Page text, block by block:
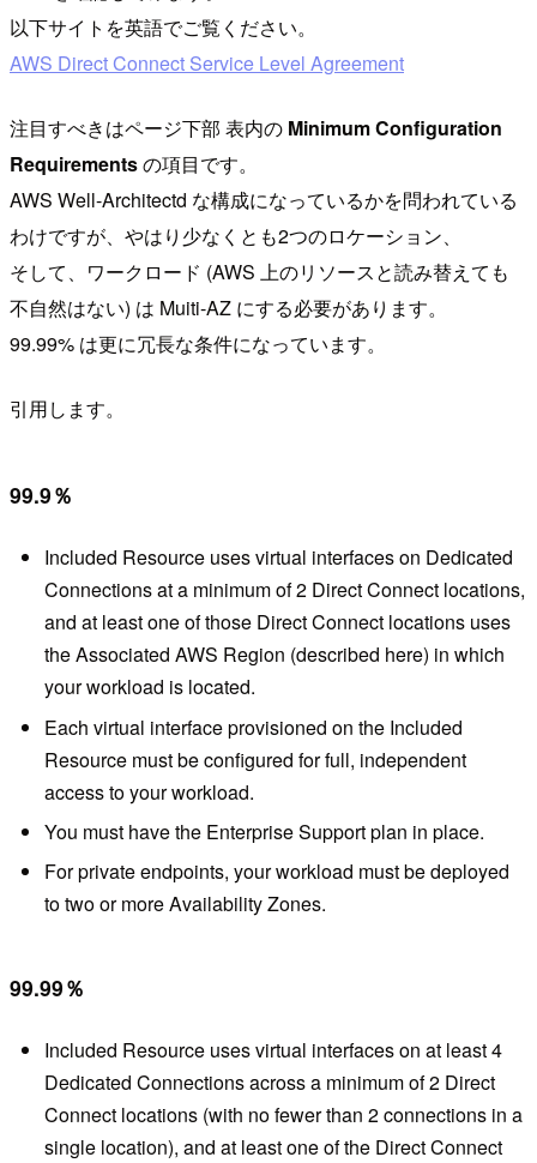
以下サイトを英語でご覧ください。
AWS Direct Connect Service Level Agreement
注目すべきはページ下部 表内の Minimum Configuration
Requirementsの項目です。
AWS Well-Architectd な構成になっているかを問われている
わけですが、やはり少なくとも2つのロケーション、
そして、ワークロード (AWS 上のリソースと読み替えても
不自然はない) は Muiti-AZ にする必要があります。
99.99% は更に冗長な条件になっています。
引用します。
99.9％
Included Resource uses virtual interfaces on Dedicated
Connections at a minimum of 2 Direct Connect locations,
and at least one of those Direct Connect locations uses
the Associated AWS Region (described here) in which
your workload is located.
Each virtual interface provisioned on the Included
Resource must be configured for full, independent
access to your workload.
You must have the Enterprise Support plan in place.
For private endpoints, your workload must be deployed
to two or more Availability Zones.
99.99％
Included Resource uses virtual interfaces on at least 4
Dedicated Connections across a minimum of 2 Direct
Connect locations (with no fewer than 2 connections in a
single location), and at least one of the Direct Connect